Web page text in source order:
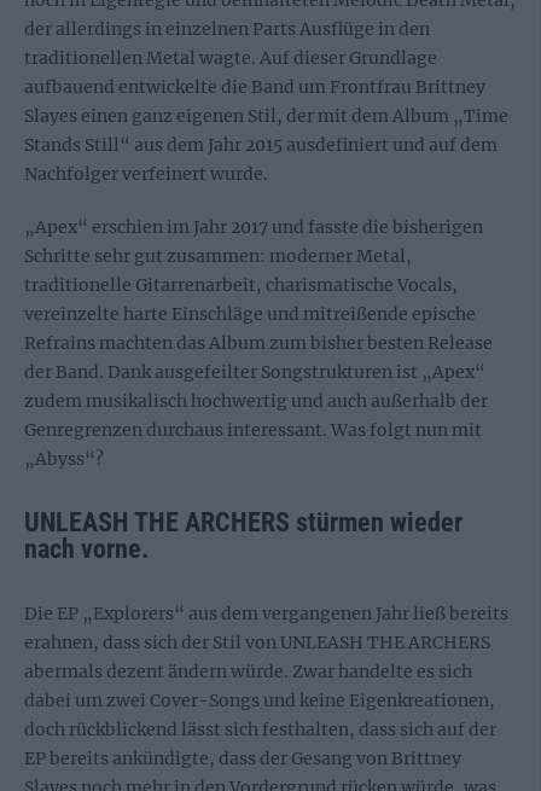
der allerdings in einzelnen Parts Ausflüge in den
traditionellen Metal wagte. Auf dieser Grundlage
aufbauend entwickelte die Band um Frontfrau Brittney
Slayes einen ganz eigenen Stil, der mit dem Album „Time
Stands Still“ aus dem Jahr 2015 ausdefiniert und auf dem
Nachfolger verfeinert wurde.
„Apex“ erschien im Jahr 2017 und fasste die bisherigen
Schritte sehr gut zusammen: moderner Metal,
traditionelle Gitarrenarbeit, charismatische Vocals,
vereinzelte harte Einschläge und mitreißende epische
Refrains machten das Album zum bisher besten Release
der Band. Dank ausgefeilter Songstrukturen ist „Apex“
zudem musikalisch hochwertig und auch außerhalb der
Genregrenzen durchaus interessant. Was folgt nun mit
„Abyss“?
UNLEASH THE ARCHERS stürmen wieder
nach vorne.
Die EP „Explorers“ aus dem vergangenen Jahr ließ bereits
erahnen, dass sich der Stil von UNLEASH THE ARCHERS
abermals dezent ändern würde. Zwar handelte es sich
dabei um zwei Cover-Songs und keine Eigenkreationen,
doch rückblickend lässt sich festhalten, dass sich auf der
EP bereits ankündigte, dass der Gesang von Brittney